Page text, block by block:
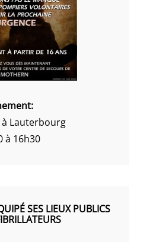
à Lauterbourg
à 16h30
SES LIEUX PUBLICS